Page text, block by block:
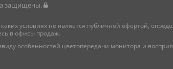
защищены.
условиях не является публичной офертой,
в офисы продаж.
особенностей цветопередачи монитора и